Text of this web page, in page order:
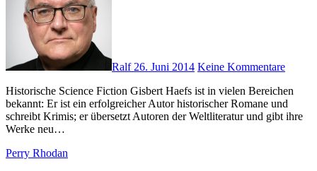
Ralf 26. Juni 2014 Keine Kommentare
Historische Science Fiction Gisbert Haefs ist in vielen Bereichen
bekannt: Er ist ein erfolgreicher Autor historischer Romane und
schreibt Krimis; er übersetzt Autoren der Weltliteratur und gibt ihre
Werke neu…
Perry Rhodan